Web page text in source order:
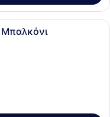
ξενοδοχείου με ένα
Μπαλκόνι